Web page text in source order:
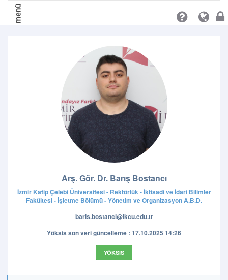
menü
Arş. Gör. Dr. Barış Bostancı
İzmir Kâtip Çelebi Üniversitesi - Rektörlük - İktisadi ve İdari Bilimler
Fakültesi - İşletme Bölümü - Yönetim ve Organizasyon A.B.D.
baris.bostanci@ikcu.edu.tr
Yöksis son veri güncelleme : 17.10.2025 14:26
YÖKSIS